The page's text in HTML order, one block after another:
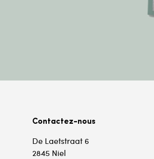
Contactez-nous
De Laetstraat 6
2845 Niel